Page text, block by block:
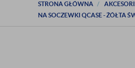
STRONA GŁÓWNA
NA SOCZEWKI QCASE - ŻÓŁTA